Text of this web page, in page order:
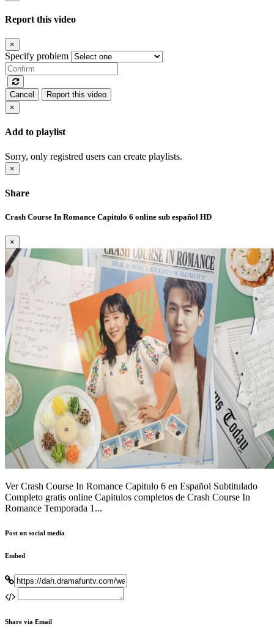
Report this video
×
Specify problem
Cancel
Report this video
×
Add to playlist
Sorry, only registred users can create playlists.
×
Share
Crash Course In Romance Capitulo 6 online sub español HD
×
Ver Crash Course In Romance Capitulo 6 en Español Subtitulado
Completo gratis online Capitulos completos de Crash Course In
Romance Temporada 1...
Post on social media
Embed
Share via Email